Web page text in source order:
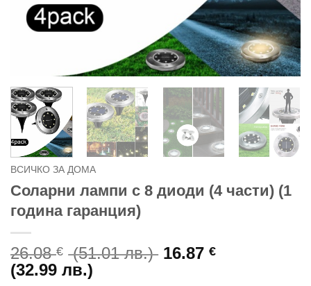
ВСИЧКО ЗА ДОМА
Соларни лампи с 8 диоди (4 части) (1
година гаранция)
26.08€ (51.01 лв.) Original
16.87€
(32.99 лв.)